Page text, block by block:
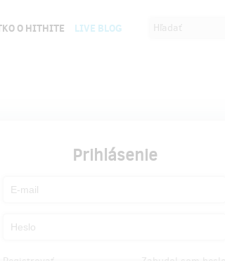
O HITHITE LIVE BLOG
Prihlásenie
Registrovať Zabudol som heslo